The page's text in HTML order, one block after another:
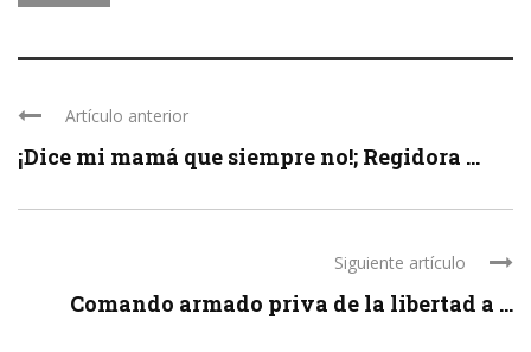
Artículo anterior
¡Dice mi mamá que siempre no!; Regidora ...
Siguiente artículo
Comando armado priva de la libertad a ...